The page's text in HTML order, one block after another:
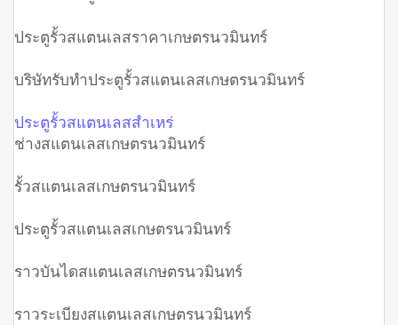
ประตูรั้วสแตนเลสราคาเกษตรนวมินทร์
บริษัทรับทำประตูรั้วสแตนเลสเกษตรนวมินทร์
ประตูรั้วสแตนเลสสำเหร่
ช่างสแตนเลสเกษตรนวมินทร์
รั้วสแตนเลสเกษตรนวมินทร์
ประตูรั้วสแตนเลสเกษตรนวมินทร์
ราวบันไดสแตนเลสเกษตรนวมินทร์
ราวระเบียงสแตนเลสเกษตรนวมินทร์